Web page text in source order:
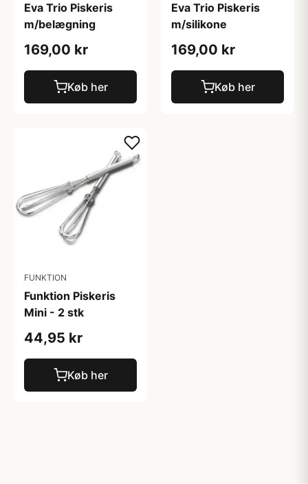
Eva Trio Piskeris
m/belægning
169,00 kr
Køb her
Eva Trio Piskeris
m/silikone
169,00 kr
Køb her
FUNKTION
Funktion Piskeris
Mini - 2 stk
44,95 kr
Køb her